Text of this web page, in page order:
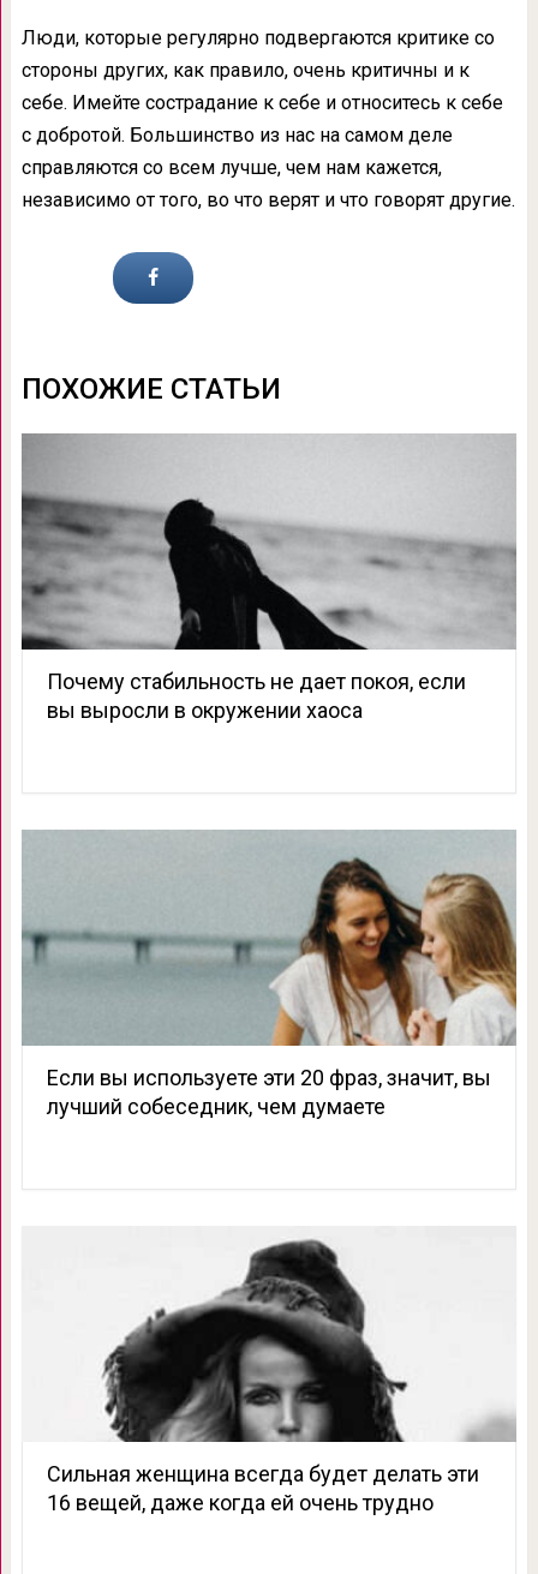
Люди, которые регулярно подвергаются критике со
стороны других, как правило, очень критичны и к
себе. Имейте сострадание к себе и относитесь к себе
с добротой. Большинство из нас на самом деле
справляются со всем лучше, чем нам кажется,
независимо от того, во что верят и что говорят другие.
ПОХОЖИЕ СТАТЬИ
Почему стабильность не дает покоя, если
вы выросли в окружении хаоса
Если вы используете эти 20 фраз, значит, вы
лучший собеседник, чем думаете
Сильная женщина всегда будет делать эти
16 вещей, даже когда ей очень трудно